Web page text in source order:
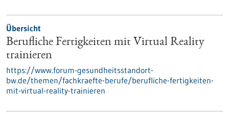
Übersicht
Berufliche Fertigkeiten mit Virtual Reality
trainieren
https://www.forum-gesundheitsstandort-
bw.de/themen/fachkraefte-berufe/berufliche-fertigkeiten-
mit-virtual-reality-trainieren